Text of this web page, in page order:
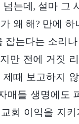
는데, 설마 그
왜 해? 만에
는다는 소리
만 전에 거짓
때 보고하지
매들 생명에도
회 이익을 지